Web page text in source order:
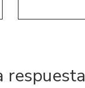
respuesta